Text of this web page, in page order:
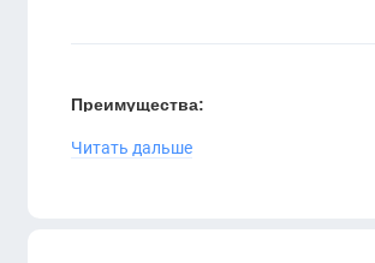
Преимущества:
Два мощных мотора для
Читать дальше